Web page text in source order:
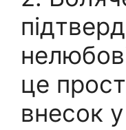
це
внесок